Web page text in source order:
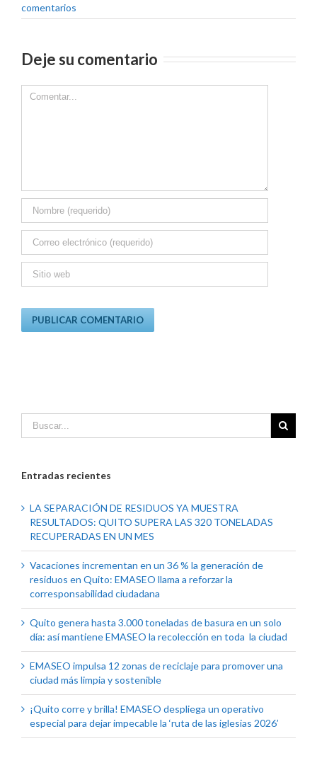
comentarios
Deje su comentario
Comment
Entradas recientes
LA SEPARACIÓN DE RESIDUOS YA MUESTRA
RESULTADOS: QUITO SUPERA LAS 320 TONELADAS
RECUPERADAS EN UN MES
Vacaciones incrementan en un 36 % la generación de
residuos en Quito: EMASEO llama a reforzar la
corresponsabilidad ciudadana
Quito genera hasta 3.000 toneladas de basura en un solo
día: así mantiene EMASEO la recolección en toda la ciudad
EMASEO impulsa 12 zonas de reciclaje para promover una
ciudad más limpia y sostenible
¡Quito corre y brilla! EMASEO despliega un operativo
especial para dejar impecable la ‘ruta de las iglesias 2026’